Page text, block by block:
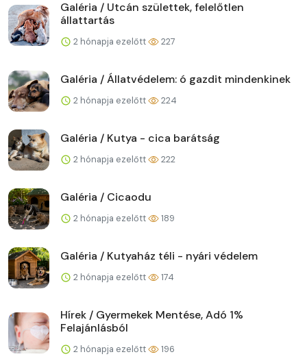
Galéria / Utcán születtek, felelőtlen
állattartás
2 hónapja ezelőtt 227
Galéria / Állatvédelem: ó gazdit mindenkinek
2 hónapja ezelőtt 224
Galéria / Kutya - cica barátság
2 hónapja ezelőtt 222
Galéria / Cicaodu
2 hónapja ezelőtt 189
Galéria / Kutyaház téli - nyári védelem
2 hónapja ezelőtt 174
Hírek / Gyermekek Mentése, Adó 1%
Felajánlásból
2 hónapja ezelőtt 196